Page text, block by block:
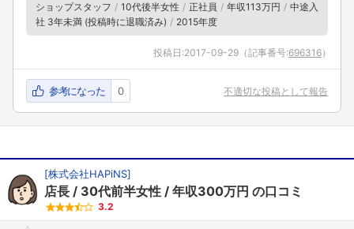
ショップスタッフ 10代後半女性 正社員 年収113万円
中途入
社 3年未満 (投稿時に退職済み)
2015年度
投稿日:2017-09-29 （記事番号:696316）
参考になった 0 不適切な投稿として報告
[株式会社HAPiNS]
店長 30代前半女性 年収300万円 の口コミ
3.2